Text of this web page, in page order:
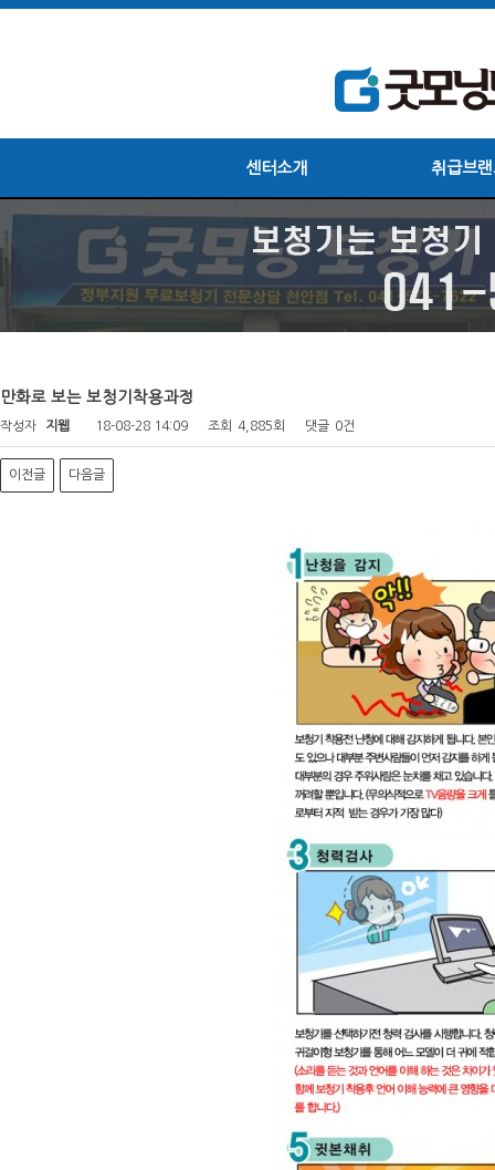
센터소개 취급브
만화로 보는 보청기착용과정
작성자 지웹 18-08-28 14:09 조회 4,885회 댓글 0건
이전글 다음글